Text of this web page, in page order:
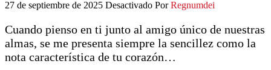
27 de septiembre de 2025 Desactivado Por Regnumdei
Cuando pienso en ti junto al amigo único de nuestras
almas, se me presenta siempre la sencillez como la
nota característica de tu corazón…